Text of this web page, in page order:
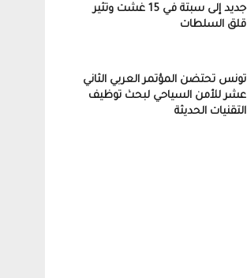
جديد إلى سبتة في 15 غشت وتثير
قلق السلطات
تونس تحتضن المؤتمر العربي الثاني
عشر للأمن السياحي لبحث توظيف
التقنيات الحديثة